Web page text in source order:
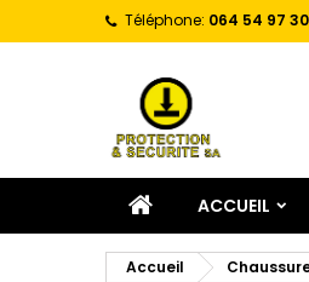
Téléphone: 064 54 97 30
ACCUEIL
Accueil